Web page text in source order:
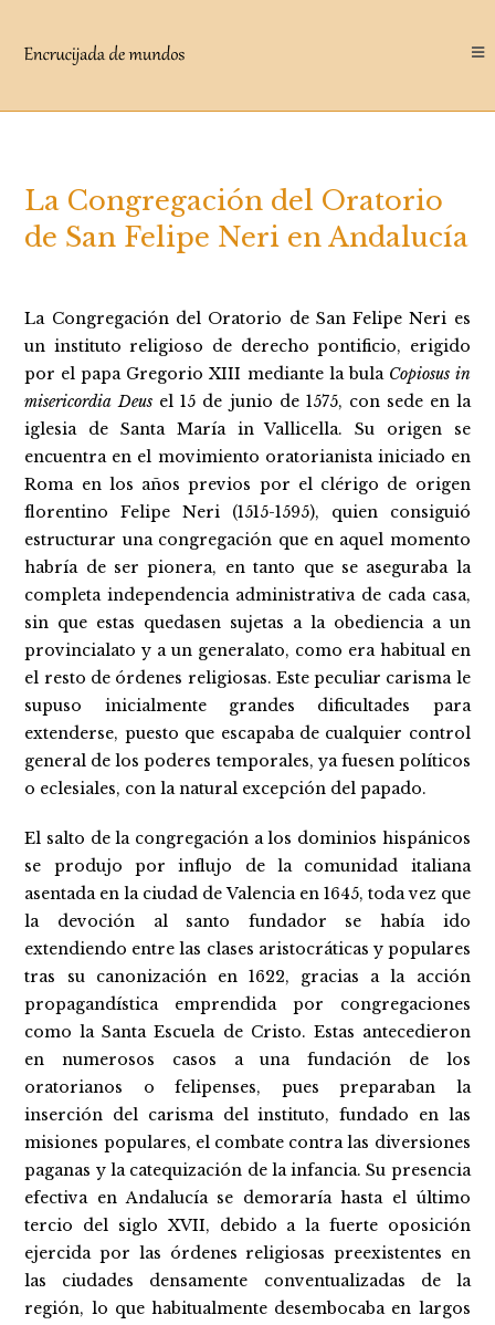
contenido
La Congregación del Oratorio
de San Felipe Neri en Andalucía
La Congregación del Oratorio de San Felipe Neri es
un instituto religioso de derecho pontificio, erigido
por el papa Gregorio XIII mediante la bula Copiosus in
misericordia Deus el 15 de junio de 1575, con sede en la
iglesia de Santa María in Vallicella. Su origen se
encuentra en el movimiento oratorianista iniciado en
Roma en los años previos por el clérigo de origen
florentino Felipe Neri (1515-1595), quien consiguió
estructurar una congregación que en aquel momento
habría de ser pionera, en tanto que se aseguraba la
completa independencia administrativa de cada casa,
sin que estas quedasen sujetas a la obediencia a un
provincialato y a un generalato, como era habitual en
el resto de órdenes religiosas. Este peculiar carisma le
supuso inicialmente grandes dificultades para
extenderse, puesto que escapaba de cualquier control
general de los poderes temporales, ya fuesen políticos
o eclesiales, con la natural excepción del papado.
El salto de la congregación a los dominios hispánicos
se produjo por influjo de la comunidad italiana
asentada en la ciudad de Valencia en 1645, toda vez que
la devoción al santo fundador se había ido
extendiendo entre las clases aristocráticas y populares
tras su canonización en 1622, gracias a la acción
propagandística emprendida por congregaciones
como la Santa Escuela de Cristo. Estas antecedieron
en numerosos casos a una fundación de los
oratorianos o felipenses, pues preparaban la
inserción del carisma del instituto, fundado en las
misiones populares, el combate contra las diversiones
paganas y la catequización de la infancia. Su presencia
efectiva en Andalucía se demoraría hasta el último
tercio del siglo XVII, debido a la fuerte oposición
ejercida por las órdenes religiosas preexistentes en
las ciudades densamente conventualizadas de la
región, lo que habitualmente desembocaba en largos